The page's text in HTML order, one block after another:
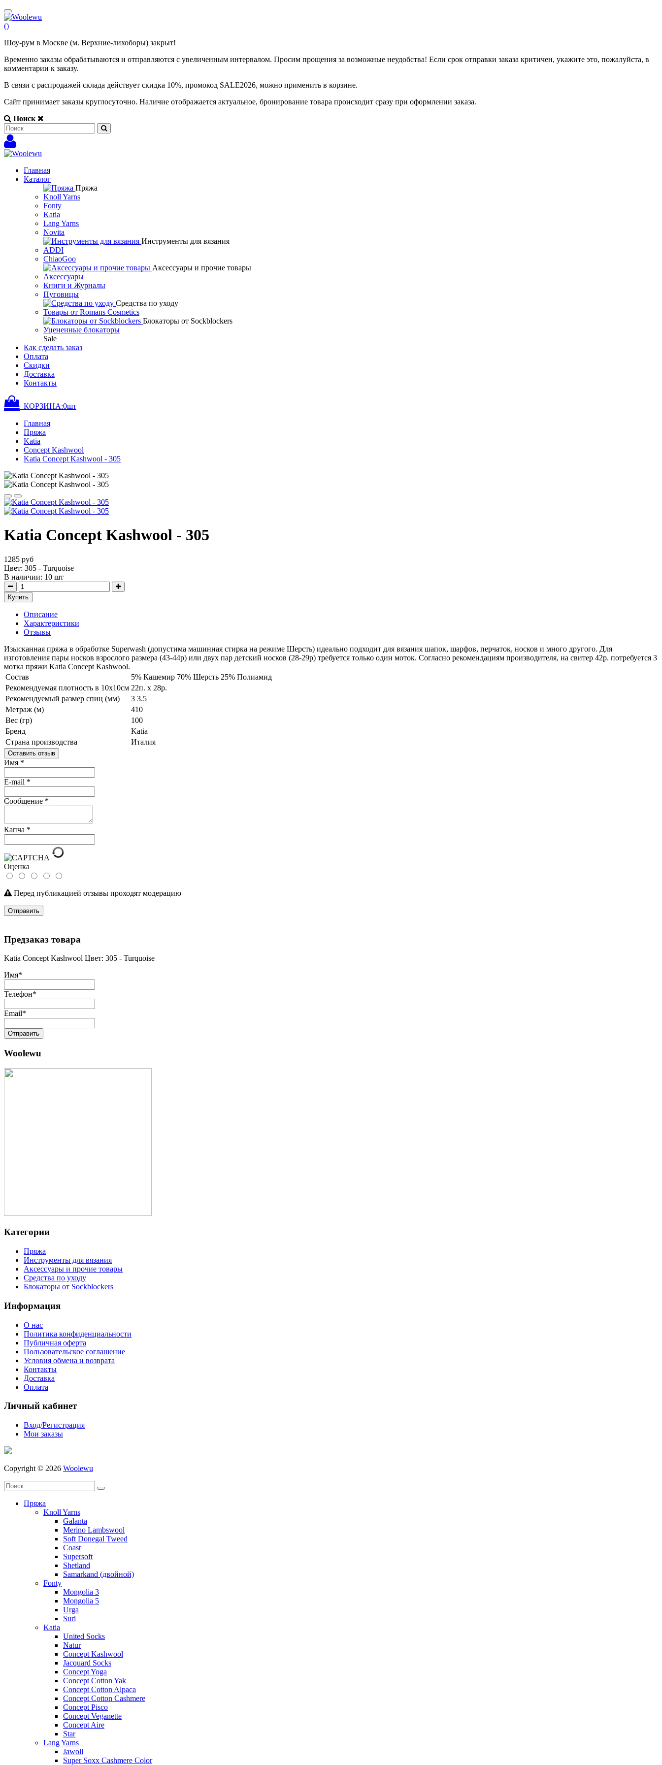
()
Шоу-рум в Москве (м. Верхние-лихоборы) закрыт!
Временно заказы обрабатываются и отправляются с увеличенным интервалом. Просим прощения за возможные неудобства! Если срок отправки заказа критичен, укажите это, пожалуйста, в
комментарии к заказу.
В связи с распродажей склада действует скидка 10%, промокод SALE2026, можно применить в корзине.
Сайт принимает заказы круглосуточно. Наличие отображается актуальное, бронирование товара происходит сразу при оформлении заказа.
Поиск
Главная
Каталог
Пряжа
Knoll Yarns
Fonty
Katia
Lang Yarns
Novita
Инструменты для вязания
ADDI
ChiaoGoo
Аксессуары и прочие товары
Аксессуары
Книги и Журналы
Пуговицы
Средства по уходу
Товары от Romans Cosmetics
Блокаторы от Sockblockers
Уцененные блокаторы
Sale
Как сделать заказ
Оплата
Скидки
Доставка
Контакты
КОРЗИНА:0шт
Главная
Пряжа
Katia
Concept Kashwool
Katia Concept Kashwool - 305
Katia Concept Kashwool - 305
1285 руб
Цвет: 305 - Turquoise
В наличии: 10 шт
Купить
Описание
Характеристики
Отзывы
Изысканная пряжа в обработке Superwash (допустима машинная стирка на режиме Шерсть) идеально подходит для вязания шапок, шарфов, перчаток, носков и много другого. Для
изготовления пары носков взрослого размера (43-44р) или двух пар детский носков (28-29р) требуется только один моток. Согласно рекомендациям производителя, на свитер 42р. потребуется 3
мотка пряжи Katia Concept Kashwool.
Состав
5% Кашемир 70% Шерсть 25% Полиамид
Рекомендуемая плотность в 10х10см 22п. х 28р.
Рекомендуемый размер спиц (мм)
3 3.5
Метраж (м)
410
Вес (гр)
100
Бренд
Katia
Страна производства
Италия
Оставить отзыв
Имя *
E-mail *
Сообщение *
Капча *
Оценка
Перед публикацией отзывы проходят модерацию
Отправить
Предзаказ товара
Katia Concept Kashwool Цвет: 305 - Turquoise
Имя*
Телефон*
Email*
Отправить
Woolewu
Категории
Пряжа
Инструменты для вязания
Аксессуары и прочие товары
Средства по уходу
Блокаторы от Sockblockers
Информация
О нас
Политика конфиденциальности
Публичная оферта
Пользовательское соглашение
Условия обмена и возврата
Контакты
Доставка
Оплата
Личный кабинет
Вход/Регистрация
Мои заказы
Copyright © 2026 Woolewu
Пряжа
Knoll Yarns
Galanta
Merino Lambswool
Soft Donegal Tweed
Coast
Supersoft
Shetland
Samarkand (двойной)
Fonty
Mongolia 3
Mongolia 5
Urga
Suri
Katia
United Socks
Natur
Concept Kashwool
Jacquard Socks
Concept Yoga
Concept Cotton Yak
Concept Cotton Alpaca
Concept Cotton Cashmere
Concept Pisco
Concept Veganette
Concept Aire
Star
Lang Yarns
Jawoll
Super Soxx Cashmere Color